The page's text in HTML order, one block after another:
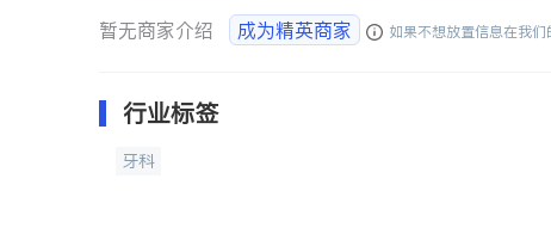
暂无商家介绍 成为精英商家 如果不想放置信息在我
行业标签
牙科